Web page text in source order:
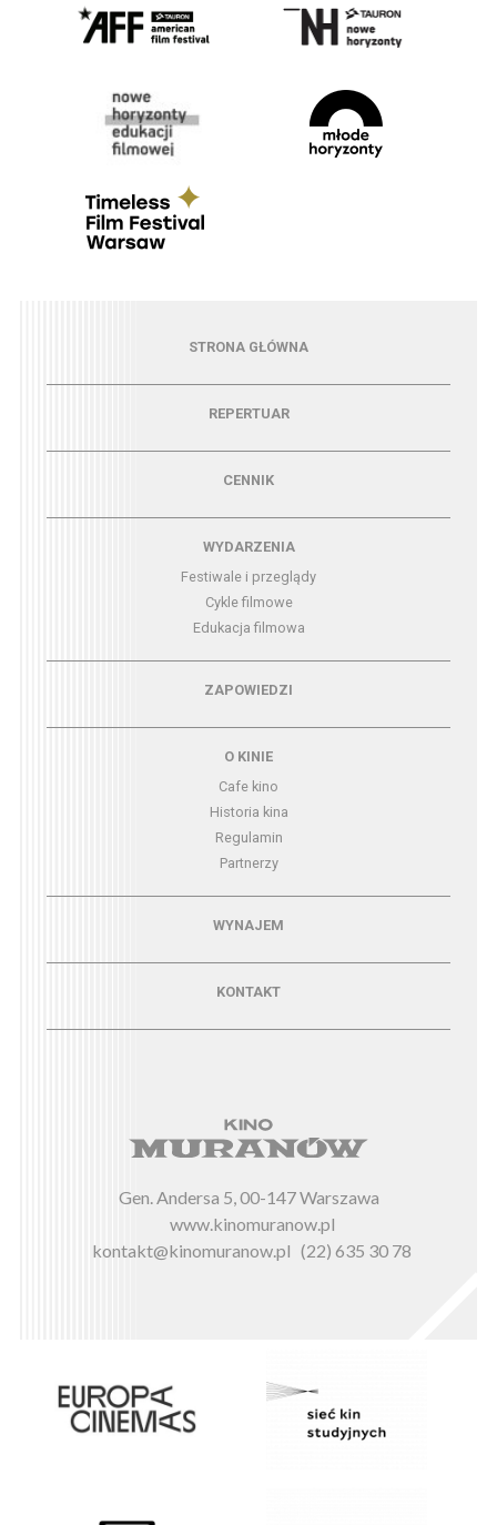
Menu - strona główna
STRONA GŁÓWNA
Menu - repertuarREPERTUAR
CENNIK
Menu - wydarzeniaWYDARZENIA
Festiwale i przeglądy
Cykle filmowe
Edukacja filmowa
Menu - zapowiedziZAPOWIEDZI
O KINIE
Cafe kino
Historia kina
Regulamin
Partnerzy
Menu - wynajemWYNAJEM
KONTAKT
Gen. Andersa 5, 00-147 Warszawa
www.kinomuranow.pl
kontakt@kinomuranow.pl (22) 635 30 78